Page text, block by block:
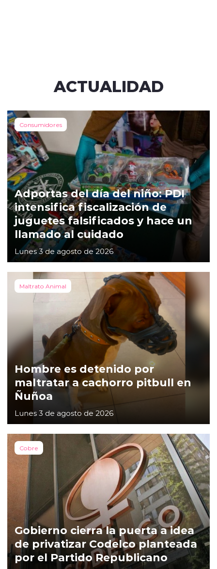
ACTUALIDAD
Consumidores
Adportas del día del niño: PDI
intensifica fiscalización de
juguetes falsificados y hace un
llamado al cuidado
Lunes 3 de agosto de 2026
Maltrato Animal
Hombre es detenido por
maltratar a cachorro pitbull en
Ñuñoa
Lunes 3 de agosto de 2026
Cobre
Gobierno cierra la puerta a idea
de privatizar Codelco planteada
por el Partido Republicano